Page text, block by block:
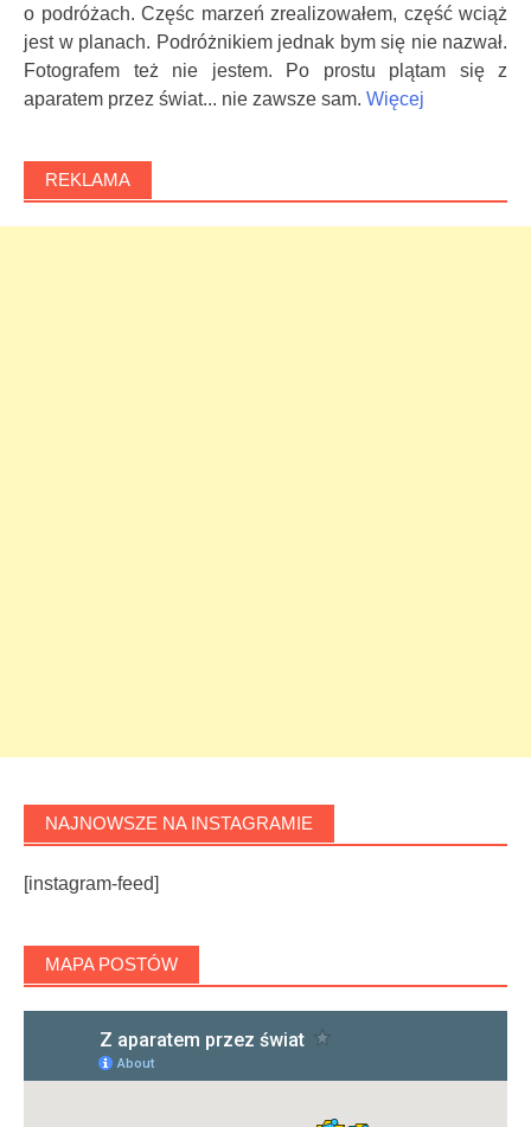
o podróżach. Częśc marzeń zrealizowałem, część wciąż
jest w planach. Podróżnikiem jednak bym się nie nazwał.
Fotografem też nie jestem. Po prostu plątam się z
aparatem przez świat... nie zawsze sam. Więcej
REKLAMA
NAJNOWSZE NA INSTAGRAMIE
[instagram-feed]
MAPA POSTÓW